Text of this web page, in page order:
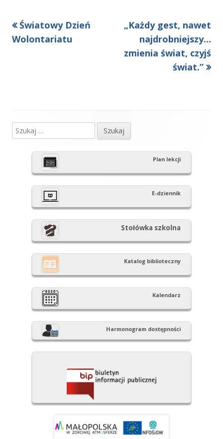
Nawigacja
Poprzedni
artykół
Światowy Dzień
Wolontariatu
Następny
artykół:
„Każdy gest, nawet
najdrobniejszy…
zmienia świat, czyjś
świat.”
Główny
panel
boczny
Szukaj:
Plan lekcji
E-dziennik
Stołówka szkolna
Katalog biblioteczny
Kalendarz
Harmonogram dostępności